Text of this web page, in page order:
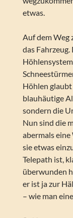
etwas.
Auf dem Weg
das
Höhlen
blauhäutige
sondern die
Nun sind die
abermals
sie etwas
Telepath ist,
überwunden
er ist ja zur
– wie man